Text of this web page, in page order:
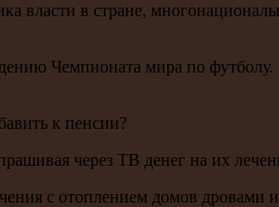
власти в стране,
Чемпионата мира по футболу.
к пенсии?
через ТВ денег на их
с отоплением домов дровами